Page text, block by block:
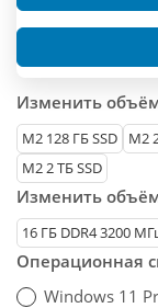
Изменить объём
М2 128 ГБ SSD M2
M2 2 ТБ SSD
Изменить
16 ГБ DDR4 3200
Операционная
Windows 11